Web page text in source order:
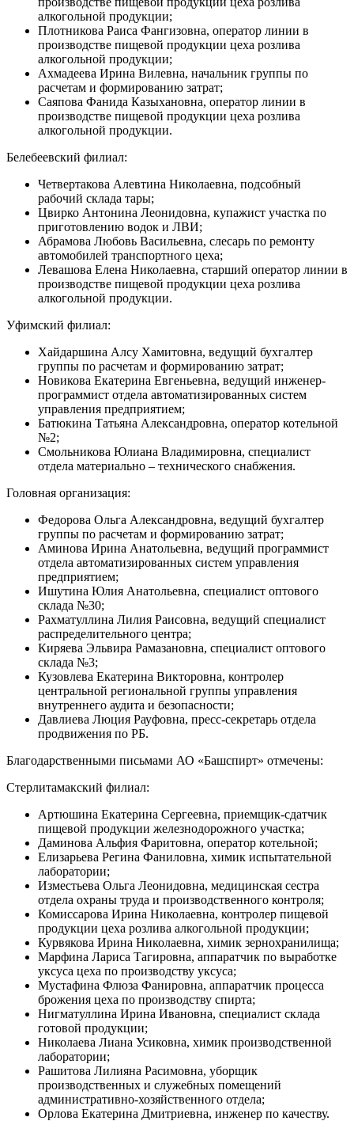
алкогольной продукции;
Плотникова Раиса Фангизовна, оператор линии в
производстве пищевой продукции цеха розлива
алкогольной продукции;
Ахмадеева Ирина Вилевна, начальник группы по
расчетам и формированию затрат;
Саяпова Фанида Казыхановна, оператор линии в
производстве пищевой продукции цеха розлива
алкогольной продукции.
Белебеевский филиал:
Четвертакова Алевтина Николаевна, подсобный
рабочий склада тары;
Цвирко Антонина Леонидовна, купажист участка по
приготовлению водок и ЛВИ;
Абрамова Любовь Васильевна, слесарь по ремонту
автомобилей транспортного цеха;
Левашова Елена Николаевна, старший оператор линии в
производстве пищевой продукции цеха розлива
алкогольной продукции.
Уфимский филиал:
Хайдаршина Алсу Хамитовна, ведущий бухгалтер
группы по расчетам и формированию затрат;
Новикова Екатерина Евгеньевна, ведущий инженер-
программист отдела автоматизированных систем
управления предприятием;
Батюкина Татьяна Александровна, оператор котельной
№2;
Смольникова Юлиана Владимировна, специалист
отдела материально – технического снабжения.
Головная организация:
Федорова Ольга Александровна, ведущий бухгалтер
группы по расчетам и формированию затрат;
Аминова Ирина Анатольевна, ведущий программист
отдела автоматизированных систем управления
предприятием;
Ишутина Юлия Анатольевна, специалист оптового
склада №30;
Рахматуллина Лилия Раисовна, ведущий специалист
распределительного центра;
Киряева Эльвира Рамазановна, специалист оптового
склада №3;
Кузовлева Екатерина Викторовна, контролер
центральной региональной группы управления
внутреннего аудита и безопасности;
Давлиева Люция Рауфовна, пресс-секретарь отдела
продвижения по РБ.
Благодарственными письмами АО «Башспирт» отмечены:
Стерлитамакский филиал:
Артюшина Екатерина Сергеевна, приемщик-сдатчик
пищевой продукции железнодорожного участка;
Даминова Альфия Фаритовна, оператор котельной;
Елизарьева Регина Фаниловна, химик испытательной
лаборатории;
Изместьева Ольга Леонидовна, медицинская сестра
отдела охраны труда и производственного контроля;
Комиссарова Ирина Николаевна, контролер пищевой
продукции цеха розлива алкогольной продукции;
Курвякова Ирина Николаевна, химик зернохранилища;
Марфина Лариса Тагировна, аппаратчик по выработке
уксуса цеха по производству уксуса;
Мустафина Флюза Фанировна, аппаратчик процесса
брожения цеха по производству спирта;
Нигматуллина Ирина Ивановна, специалист склада
готовой продукции;
Николаева Лиана Усиковна, химик производственной
лаборатории;
Рашитова Лилияна Расимовна, уборщик
производственных и служебных помещений
административно-хозяйственного отдела;
Орлова Екатерина Дмитриевна, инженер по качеству.